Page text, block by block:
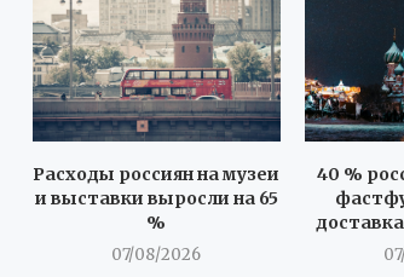
Расходы россиян на музеи
и выставки выросли на 65
%
07/08/2026
40 %